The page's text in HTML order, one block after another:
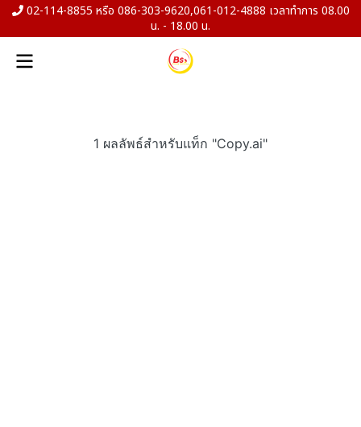
02-114-8855 หรือ 086-303-9620,061-012-4888 เวลาทำการ 08.00
น. - 18.00 น.
1 ผลลัพธ์สำหรับแท็ก "Copy.ai"